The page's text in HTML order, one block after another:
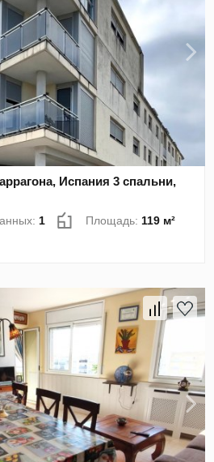
Испания 3 спальни,
1 Площадь: 119 м²